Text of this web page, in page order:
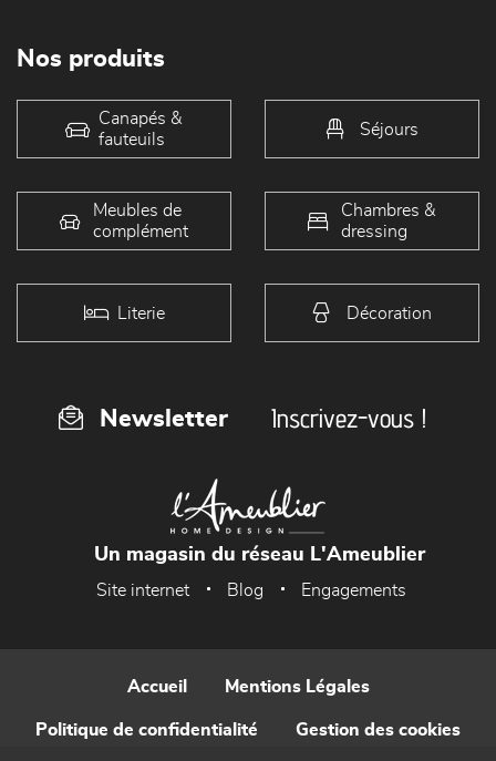
Nos produits
Canapés &
fauteuils
Séjours
Meubles de
complément
Chambres &
dressing
Literie Décoration
Newsletter Inscrivez-vous !
Un magasin du réseau L'Ameublier
Site internet Blog Engagements
Accueil Mentions Légales
Politique de confidentialité Gestion des cookies